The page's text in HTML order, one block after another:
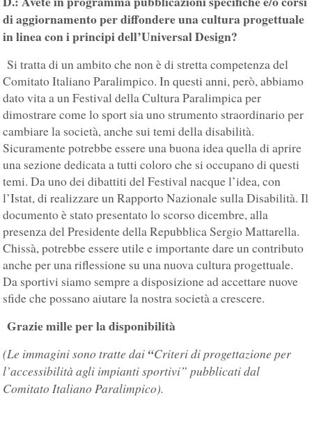
di aggiornamento per diffondere una cultura progettuale
in linea con i principi dell’Universal Design?
Si tratta di un ambito che non è di stretta competenza del
Comitato Italiano Paralimpico. In questi anni, però, abbiamo
dato vita a un Festival della Cultura Paralimpica per
dimostrare come lo sport sia uno strumento straordinario per
cambiare la società, anche sui temi della disabilità.
Sicuramente potrebbe essere una buona idea quella di aprire
una sezione dedicata a tutti coloro che si occupano di questi
temi. Da uno dei dibattiti del Festival nacque l’idea, con
l’Istat, di realizzare un Rapporto Nazionale sulla Disabilità. Il
documento è stato presentato lo scorso dicembre, alla
presenza del Presidente della Repubblica Sergio Mattarella.
Chissà, potrebbe essere utile e importante dare un contributo
anche per una riflessione su una nuova cultura progettuale.
Da sportivi siamo sempre a disposizione ad accettare nuove
sfide che possano aiutare la nostra società a crescere.
Grazie mille per la disponibilità
(Le immagini sono tratte dai “Criteri di progettazione per
l’accessibilità agli impianti sportivi” pubblicati dal
Comitato Italiano Paralimpico).